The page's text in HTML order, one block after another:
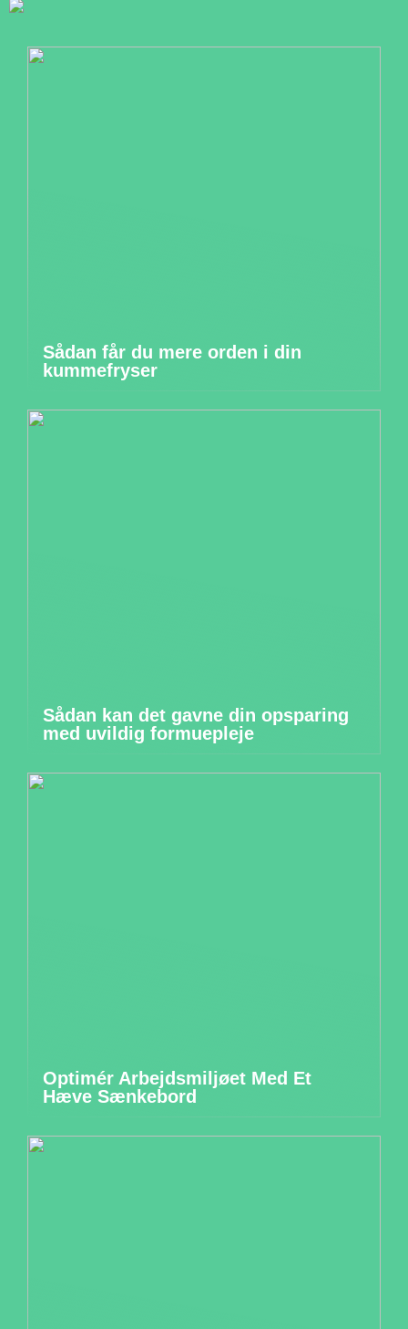
Sådan får du mere orden i din
kummefryser
Sådan kan det gavne din opsparing
med uvildig formuepleje
Optimér Arbejdsmiljøet Med Et
Hæve Sænkebord